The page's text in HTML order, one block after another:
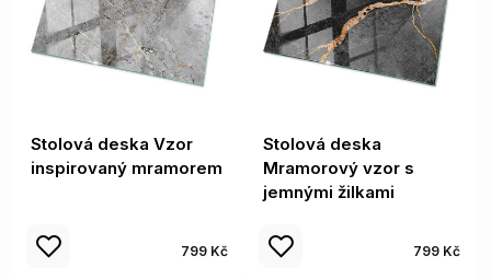
Stolová deska Vzor
inspirovaný mramorem
799 Kč
Stolová deska
Mramorový vzor s
jemnými žilkami
799 Kč